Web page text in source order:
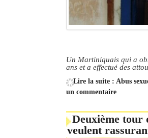
Un Martiniquais qui a
ans et a effectué des
Lire la suite : Abus
un commentaire
Deuxième tour
veulent